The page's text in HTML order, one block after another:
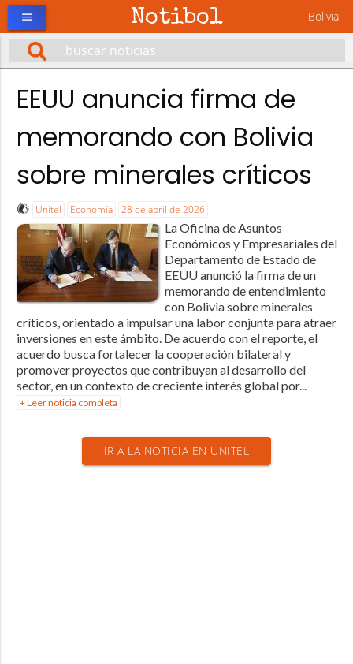
Notibol Bolivia
menu
EEUU anuncia firma de
memorando con Bolivia
sobre minerales críticos
Unitel Economía 28 de abril de 2026
La Oficina de Asuntos
Económicos y Empresariales del
Departamento de Estado de
EEUU anunció la firma de un
memorando de entendimiento
con Bolivia sobre minerales
críticos, orientado a impulsar una labor conjunta para atraer
inversiones en este ámbito. De acuerdo con el reporte, el
acuerdo busca fortalecer la cooperación bilateral y
promover proyectos que contribuyan al desarrollo del
sector, en un contexto de creciente interés global por...
+ Leer noticia completa
IR A LA NOTICIA EN UNITEL